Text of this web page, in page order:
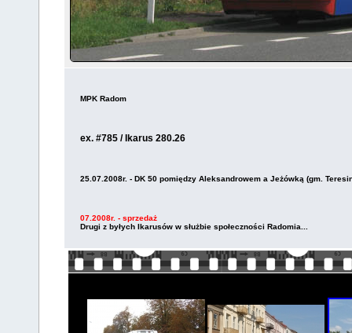
MPK Radom
ex. #785 / Ikarus 280.26
25.07.2008r. - DK 50 pomiędzy Aleksandrowem a Jeżówką (gm.
07.2008r. - sprzedaż
Drugi z byłych Ikarusów w służbie społeczności Radomia...